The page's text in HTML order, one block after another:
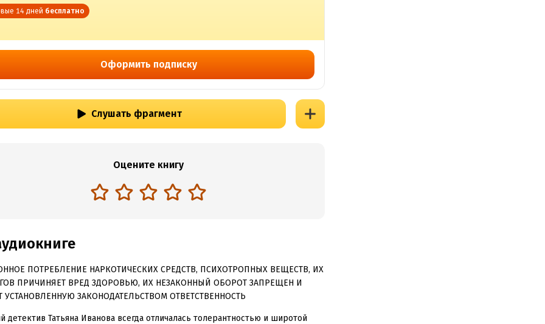
14 дней бесплатно
Оформить подписку
Слушать фрагмент
Оцените книгу
ПОТРЕБЛЕНИЕ НАРКОТИЧЕСКИХ СРЕДСТВ, ПСИХОТРОПНЫХ ВЕЩЕСТВ, ИХ
ПРИЧИНЯЕТ ВРЕД ЗДОРОВЬЮ, ИХ НЕЗАКОННЫЙ ОБОРОТ ЗАПРЕЩЕН И
УСТАНОВЛЕННУЮ ЗАКОНОДАТЕЛЬСТВОМ ОТВЕТСТВЕННОСТЬ
детектив Татьяна Иванова всегда отличалась толерантностью и широтой